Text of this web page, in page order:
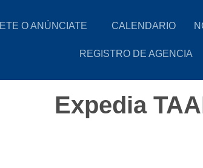
O ANÚNCIATE CALENDARIO
REGISTRO DE AGENCIA
Expedia